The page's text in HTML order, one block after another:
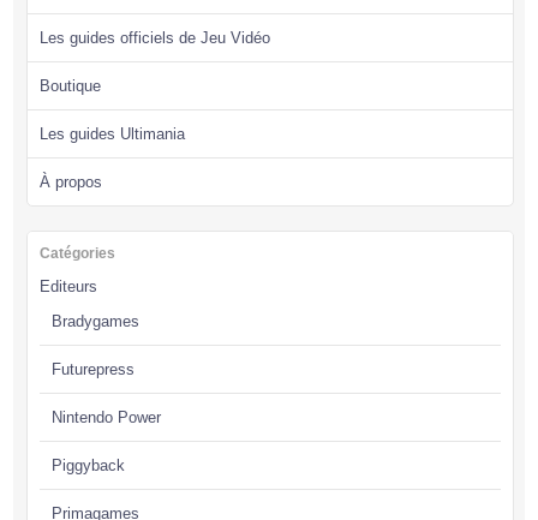
Les guides officiels de Jeu Vidéo
Boutique
Les guides Ultimania
À propos
Catégories
Editeurs
Bradygames
Futurepress
Nintendo Power
Piggyback
Primagames